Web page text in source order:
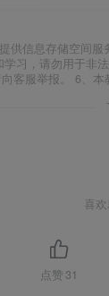
供信息存储空间
习，请勿用于
客服举报。 6、
喜
点赞 31